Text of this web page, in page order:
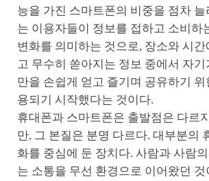
능을 가진 스마트폰의 비중을 점차 늘
는 이용자들이 정보를 접하고 소비하
변화를 의미하는 것으로, 장소와 시
고 무수히 쏟아지는 정보 중에서 자
만을 손쉽게 얻고 즐기며 공유하기
용되기 시작했다는 것이다.
휴대폰과 스마트폰은 출발점은 다르
만, 그 본질은 분명 다르다. 대부분의
화를 중심에 둔 장치다. 사람과 사람
는 소통을 무선 환경으로 이어왔던 것